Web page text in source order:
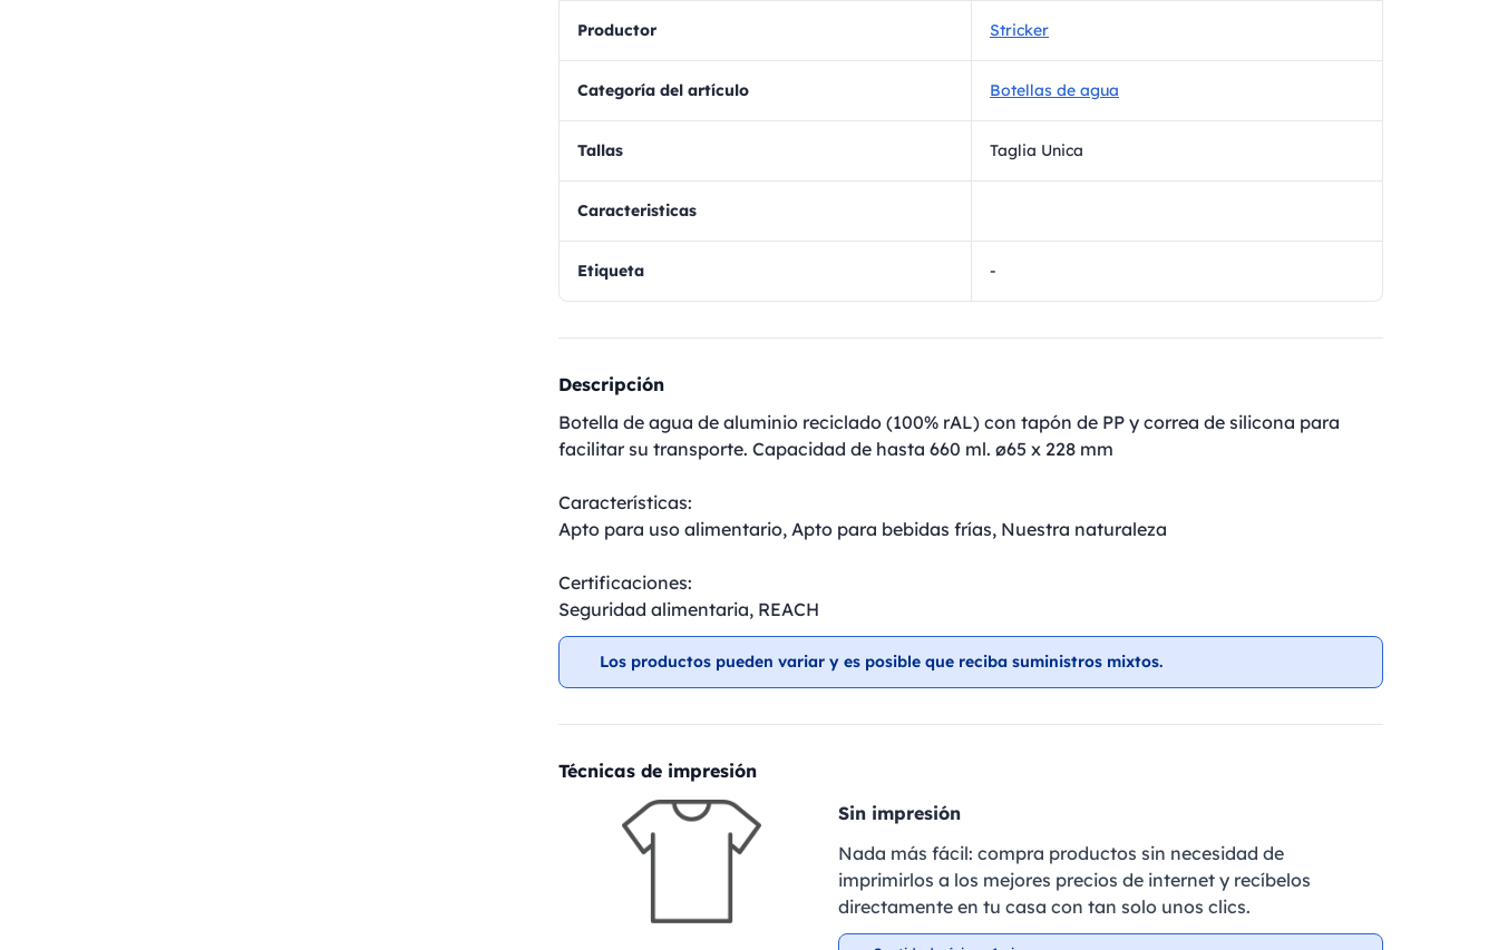
Productor Stricker
Categoría del artículo Botellas de agua
Tallas Taglia Unica
Caracteristicas
Etiqueta -
Descripción
Botella de agua de aluminio reciclado (100% rAL) con tapón de PP y correa de silicona para
facilitar su transporte. Capacidad de hasta 660 ml. ø65 x 228 mm
Características:
Apto para uso alimentario, Apto para bebidas frías, Nuestra naturaleza
Certificaciones:
Seguridad alimentaria, REACH
Los productos pueden variar y es posible que reciba suministros mixtos.
Técnicas de impresión
Sin impresión
Nada más fácil: compra productos sin necesidad de
imprimirlos a los mejores precios de internet y recíbelos
directamente en tu casa con tan solo unos clics.